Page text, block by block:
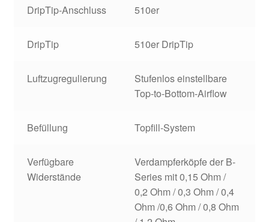
DripTip-Anschluss 510er
DripTip 510er DripTip
Luftzugregulierung
Stufenlos einstellbare
Top-to-Bottom-Airflow
Befüllung Topfill-System
Verfügbare
Widerstände
Verdampferköpfe der B-
Series mit 0,15 Ohm /
0,2 Ohm / 0,3 Ohm / 0,4
Ohm /0,6 Ohm / 0,8 Ohm